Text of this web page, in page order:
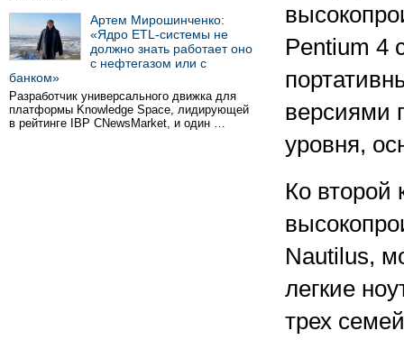
Артем Мирошинченко:
«Ядро ETL-системы не
должно знать работает оно
с нефтегазом или с
банком»
Разработчик универсального движка для
платформы Knowledge Space, лидирующей
в рейтинге IBP CNewsMarket, и один …
Pentium 4
версиями
уровня,
Ко второй
Nautilus,
легкие
трех